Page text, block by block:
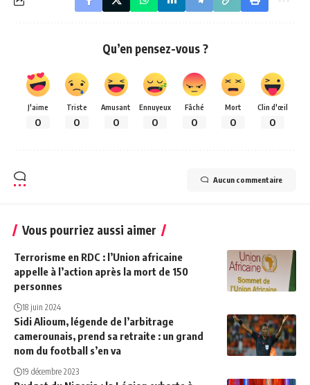
Qu’en pensez-vous ?
J'aime
0
Triste
0
Amusant
0
Ennuyeux
0
Fâché
0
Mort
0
Clin d'œil
0
Aucun commentaire
Vous pourriez aussi aimer
Terrorisme en RDC : l’Union africaine
appelle à l’action après la mort de 150
personnes
18 juin 2024
Sidi Alioum, légende de l’arbitrage
camerounais, prend sa retraite : un grand
nom du football s’en va
19 décembre 2023